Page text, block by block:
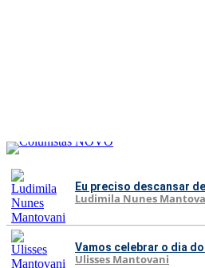
Eu preciso descansar
Ludimila Nunes
Vamos celebrar o dia
Ulisses Mantovani